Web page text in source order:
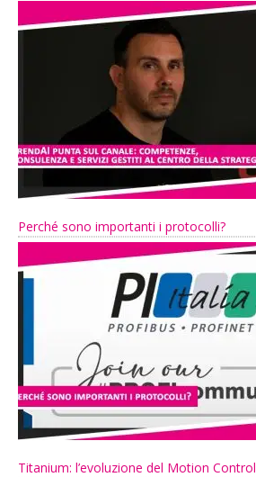
Perché sono importanti i protocolli?
Titanium: l’evoluzione del Motion Control